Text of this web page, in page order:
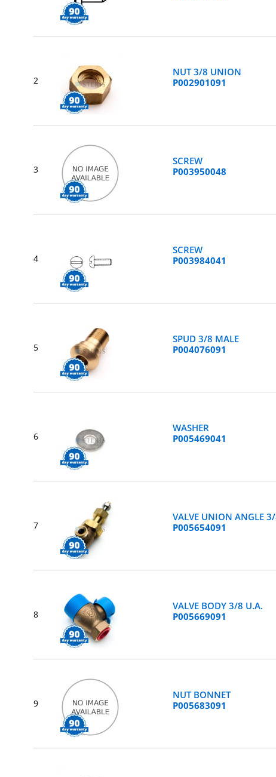
2
NUT 3/8 UNION
P002901091
3
SCREW
P003950048
4
SCREW
P003984041
5
SPUD 3/8 MALE
P004076091
6
WASHER
P005469041
7
VALVE UNION ANGLE
P005654091
8
VALVE BODY 3/8 U.A.
P005669091
9
NUT BONNET
P005683091